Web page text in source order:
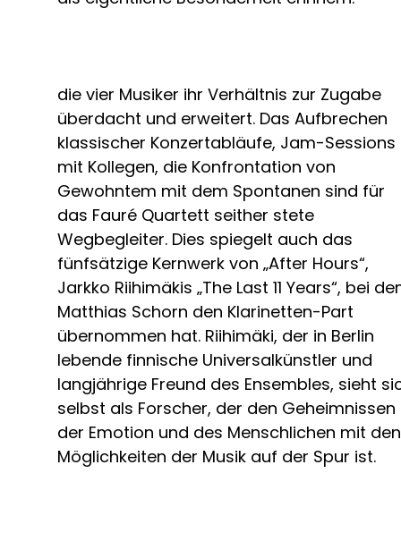
die vier Musiker ihr Verhältnis zur Zugabe
überdacht und erweitert. Das Aufbrechen
klassischer Konzertabläufe, Jam-Sessions
mit Kollegen, die Konfrontation von
Gewohntem mit dem Spontanen sind für
das Fauré Quartett seither stete
Wegbegleiter. Dies spiegelt auch das
fünfsätzige Kernwerk von „After Hours“,
Jarkko Riihimäkis „The Last 11 Years“, bei
Matthias Schorn den Klarinetten-Part
übernommen hat. Riihimäki, der in Berlin
lebende finnische Universalkünstler und
langjährige Freund des Ensembles, sieht
selbst als Forscher, der den Geheimnissen
der Emotion und des Menschlichen mit den
Möglichkeiten der Musik auf der Spur ist.